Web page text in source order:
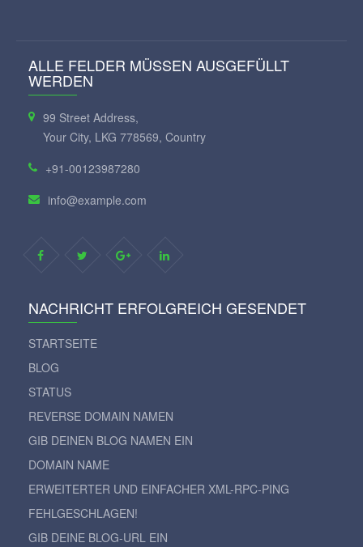
ALLE FELDER MÜSSEN AUSGEFÜLLT
WERDEN
99 Street Address,
Your City, LKG 778569, Country
+91-00123987280
info@example.com
NACHRICHT ERFOLGREICH GESENDET
STARTSEITE
BLOG
STATUS
REVERSE DOMAIN NAMEN
GIB DEINEN BLOG NAMEN EIN
DOMAIN NAME
ERWEITERTER UND EINFACHER XML-RPC-PING
FEHLGESCHLAGEN!
GIB DEINE BLOG-URL EIN